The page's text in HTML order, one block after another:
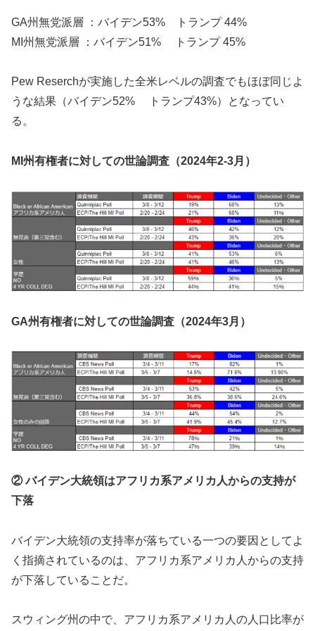
GA州無党派層 ：バイデン53% トランプ 44%
MI州無党派層 ：バイデン51% トランプ 45%
Pew Reserchが実施した全米レベルの調査でもほぼ同じよ
うな結果（バイデン52% トランプ43%）となってい
る。
MI州有権者に対しての世論調査（2024年2-3月）
GA州有権者に対しての世論調査（2024年3月）
② バイデン大統領はアフリカ系アメリカ人からの支持が
下落
バイデン大統領の支持率が落ちている一つの要因としてよ
く指摘されているのは、アフリカ系アメリカ人からの支持
が下落していることだ。
スウィング州の中で、アフリカ系アメリカ人の人口比率が